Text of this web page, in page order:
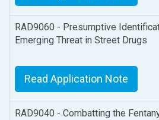
RAD9060 - Presumptive
Emerging Threat in Street Drugs
Read Application Note
RAD9040 - Combatting the